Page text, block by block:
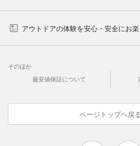
アウトドアの体験を安心・安全にお
そのほか
最安値保証について
ページトップへ戻る